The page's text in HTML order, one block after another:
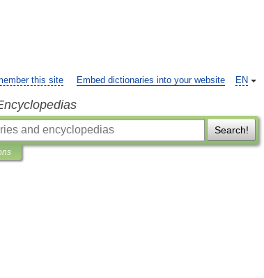
EN
this site Embed dictionaries into your website
Search!